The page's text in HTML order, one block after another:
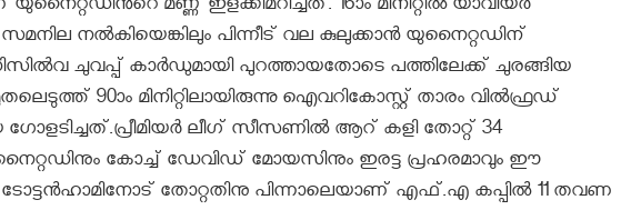
മണ്ണ് ഇളക്കിമറിച്ചത്. 16ാം മിനിറ്റില്‍ യാവിയര്‍
സമനില നല്‍കിയെങ്കിലും പിന്നീട് വല കുലുക്കാന്‍ യുനൈറ്റഡിന്
ഡിസില്‍വ ചുവപ്പ് കാര്‍ഡുമായി പുറത്തായതോടെ പത്തിലേക്ക് ചുരങ്ങിയ
90ാം മിനിറ്റിലായിരുന്നു ഐവറികോസ്റ്റ് താരം വില്‍ഫ്രഡ്
ലീഗ് സീസണില്‍ ആറ് കളി തോറ്റ് 34
കോച്ച് ഡേവിഡ് മോയസിനും ഇരട്ട പ്രഹരമാവും ഈ
തോറ്റതിനു പിന്നാലെയാണ് എഫ്.എ കപ്പില്‍ 11 തവണ